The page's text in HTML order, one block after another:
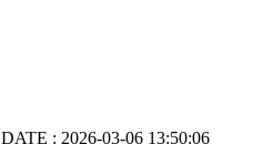
DATE : 2026-03-06 13:50:06